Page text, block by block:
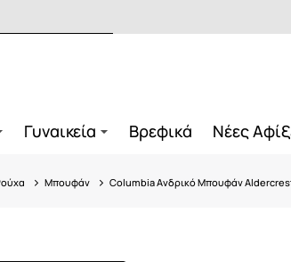
Γυναικεία Βρεφικά Νέες
Μπουφάν Columbia Ανδρικό Μπουφάν